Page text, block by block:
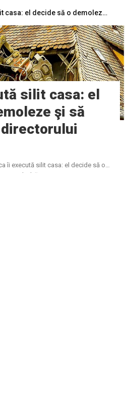
Banca îi execută silit casa: el decide să o demoleze şi să predea cheile directorului băncii
silit casa: el
şi să
îi execută silit casa: el decide să o
băncii